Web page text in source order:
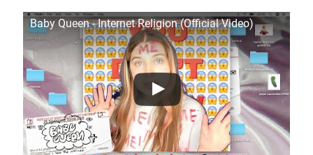
Baby Queen - Internet Religion (Official Video)